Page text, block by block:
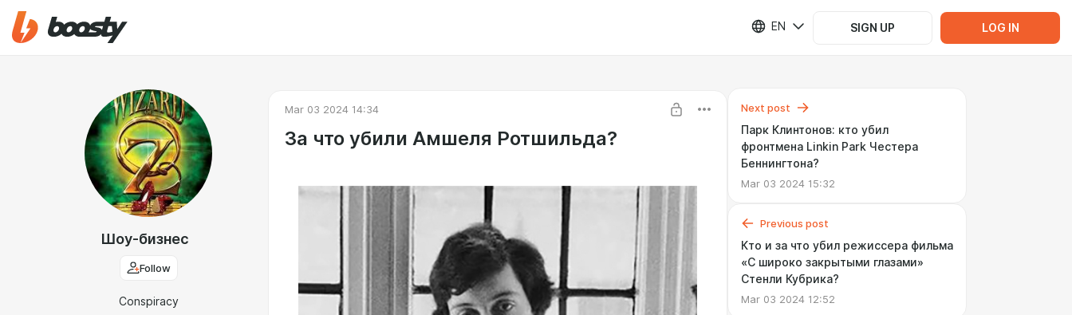
EN SIGN UP LOG IN
Шоу-бизнес
Follow
Conspiracy
Mar 03 2024 14:34
За что убили Амшеля Ротшильда?
Next post
Парк Клинтонов: кто убил
фронтмена Linkin Park Честера
Беннингтона?
Mar 03 2024 15:32
Previous post
Кто и за что убил режиссера фильма
«С широко закрытыми глазами»
Стенли Кубрика?
Mar 03 2024 12:52